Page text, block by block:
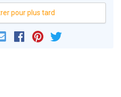
pour plus tard
EmailFacebook
Pinterest